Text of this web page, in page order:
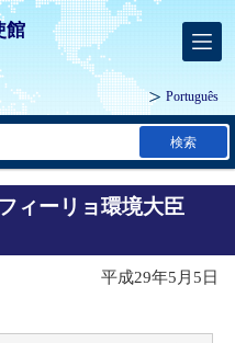
館
Português
検索
ィーリョ環境大臣
平成29年5月5日